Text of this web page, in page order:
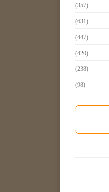
(357)
(631)
(447)
(420)
(238)
(98)